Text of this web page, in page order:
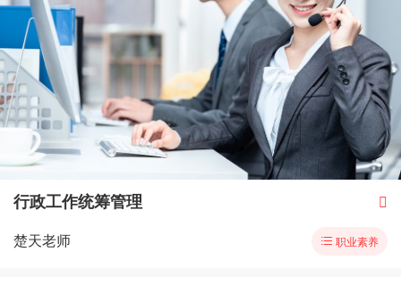
行政工作统筹管理 
楚天老师  职业素养